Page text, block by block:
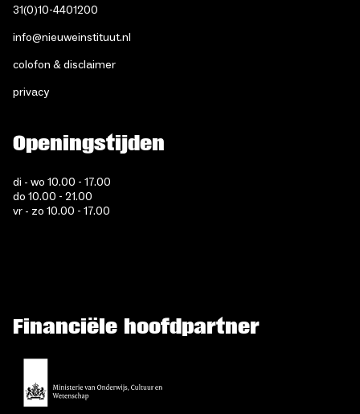
31(0)10-4401200
info@nieuweinstituut.nl
colofon & disclaimer
privacy
Openingstijden
di - wo 10.00 - 17.00
do 10.00 - 21.00
vr - zo 10.00 - 17.00
Financiële hoofdpartner